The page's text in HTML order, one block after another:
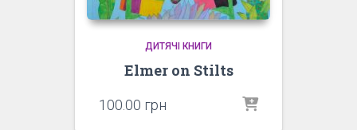
ДИТЯЧІ КНИГИ
Elmer on Stilts
100.00 грн